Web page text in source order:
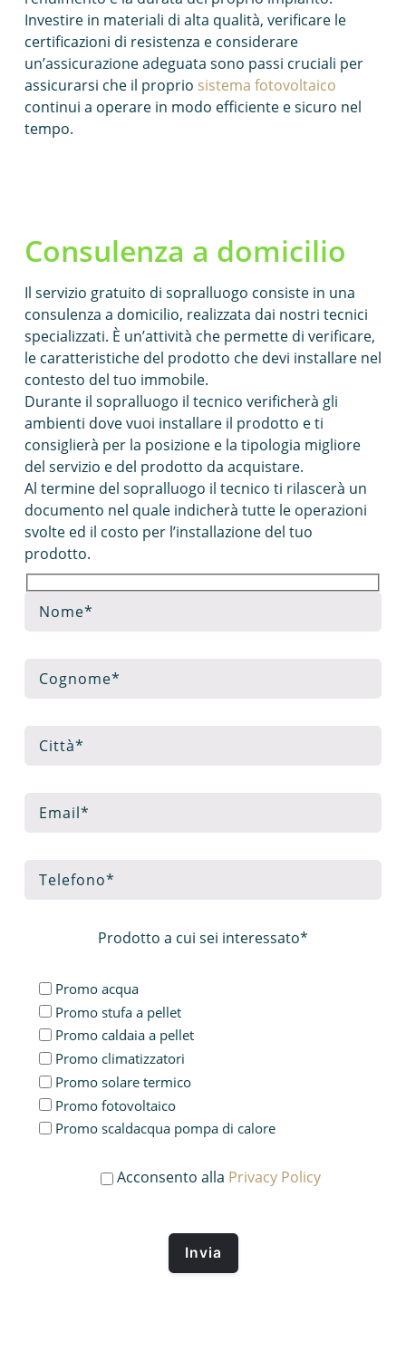
Investire in materiali di alta qualità, verificare le
certificazioni di resistenza e considerare
un’assicurazione adeguata sono passi cruciali per
assicurarsi che il proprio sistema fotovoltaico
continui a operare in modo efficiente e sicuro nel
tempo.
Consulenza a domicilio
Il servizio gratuito di sopralluogo consiste in una
consulenza a domicilio, realizzata dai nostri tecnici
specializzati. È un’attività che permette di verificare,
le caratteristiche del prodotto che devi installare nel
contesto del tuo immobile.
Durante il sopralluogo il tecnico verificherà gli
ambienti dove vuoi installare il prodotto e ti
consiglierà per la posizione e la tipologia migliore
del servizio e del prodotto da acquistare.
Al termine del sopralluogo il tecnico ti rilascerà un
documento nel quale indicherà tutte le operazioni
svolte ed il costo per l’installazione del tuo
prodotto.
Prodotto a cui sei interessato*
Promo acqua
Promo stufa a pellet
Promo caldaia a pellet
Promo climatizzatori
Promo solare termico
Promo fotovoltaico
Promo scaldacqua pompa di calore
Acconsento alla Privacy Policy